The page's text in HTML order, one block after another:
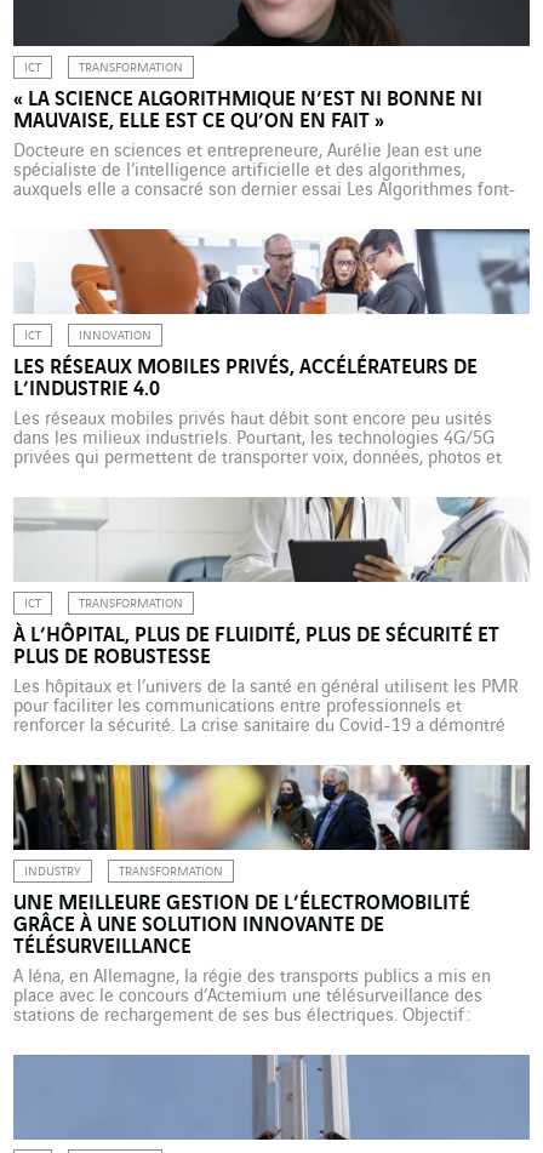
ICT TRANSFORMATION
« LA SCIENCE ALGORITHMIQUE N’EST NI BONNE NI
MAUVAISE, ELLE EST CE QU’ON EN FAIT »
Docteure en sciences et entrepreneure, Aurélie Jean est une
spécialiste de l’intelligence artificielle et des algorithmes,
auxquels elle a consacré son dernier essai Les Algorithmes font-
data et l’IA sont une étape majeure dans la transformation
numérique des organisations. Pourquoi les algorithmes font-ils
peur ? Aurélie […]
ICT INNOVATION
LES RÉSEAUX MOBILES PRIVÉS, ACCÉLÉRATEURS DE
L’INDUSTRIE 4.0
Les réseaux mobiles privés haut débit sont encore peu usités
dans les milieux industriels. Pourtant, les technologies 4G/5G
privées qui permettent de transporter voix, données, photos et
opérations sur les sites et dans les usines. La ligne d’assemblage
finale de l’Airbus A380 (dont la production a été arrêtée) […]
ICT TRANSFORMATION
À L’HÔPITAL, PLUS DE FLUIDITÉ, PLUS DE SÉCURITÉ ET
PLUS DE ROBUSTESSE
Les hôpitaux et l’univers de la santé en général utilisent les PMR
pour faciliter les communications entre professionnels et
renforcer la sécurité. La crise sanitaire du Covid-19 a démontré
contre des établissements en France et en Europe ont mis en
lumière les failles de systèmes informatiques, souvent […]
INDUSTRY TRANSFORMATION
UNE MEILLEURE GESTION DE L’ÉLECTROMOBILITÉ
GRÂCE À UNE SOLUTION INNOVANTE DE
TÉLÉSURVEILLANCE
A Iéna, en Allemagne, la régie des transports publics a mis en
place avec le concours d’Actemium une télésurveillance des
stations de rechargement de ses bus électriques. Objectif :
possible. Cela fait 120 ans que les tramways électriques
sillonnent la grande ville industrielle et universitaire d’Iéna, dans